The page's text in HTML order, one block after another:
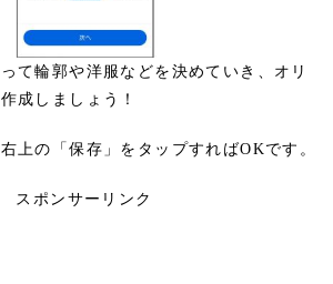
て輪郭や洋服などを決めていき、オリ
成しましょう！
上の「保存」をタップすればOKです。
スポンサーリンク